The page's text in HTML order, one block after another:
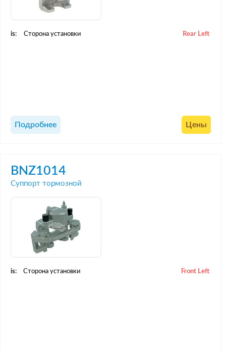
is: Сторона установки Rear Left
Подробнее Цены
BNZ1014
Суппорт тормозной
is: Сторона установки Front Left